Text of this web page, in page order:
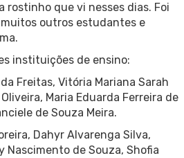
rostinho que vi nesses dias. Foi
outros estudantes e
instituições de ensino:
Freitas, Vitória Mariana Sarah
Maria Eduarda Ferreira de
de Souza Meira.
Dahyr Alvarenga Silva,
Nascimento de Souza, Shofia